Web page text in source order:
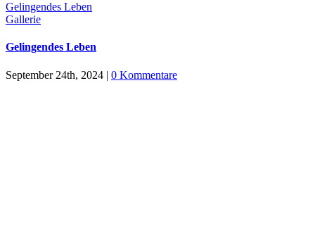
Gelingendes Leben
Gallerie
Gelingendes Leben
September 24th, 2024 | 0 Kommentare